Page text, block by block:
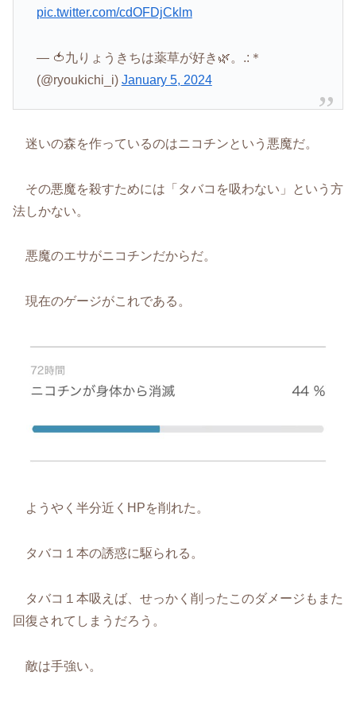
pic.twitter.com/cdOFDjCklm
— 🍅九りょうきちは薬草が好き🌿。.:＊
(@ryoukichi_i) January 5, 2024
迷いの森を作っているのはニコチンという悪魔だ。
その悪魔を殺すためには「タバコを吸わない」という方
法しかない。
悪魔のエサがニコチンだからだ。
現在のゲージがこれである。
ようやく半分近くHPを削れた。
タバコ１本の誘惑に駆られる。
タバコ１本吸えば、せっかく削ったこのダメージもまた
回復されてしまうだろう。
敵は手強い。